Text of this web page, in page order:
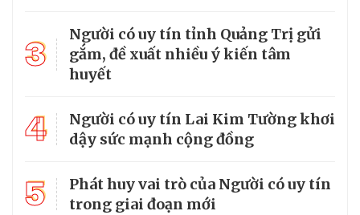
3
Người có uy tín tỉnh Quảng Trị gửi
gắm, đề xuất nhiều ý kiến tâm
huyết
4
Người có uy tín Lai Kim Tường khơi
dậy sức mạnh cộng đồng
5
Phát huy vai trò của Người có uy tín
trong giai đoạn mới